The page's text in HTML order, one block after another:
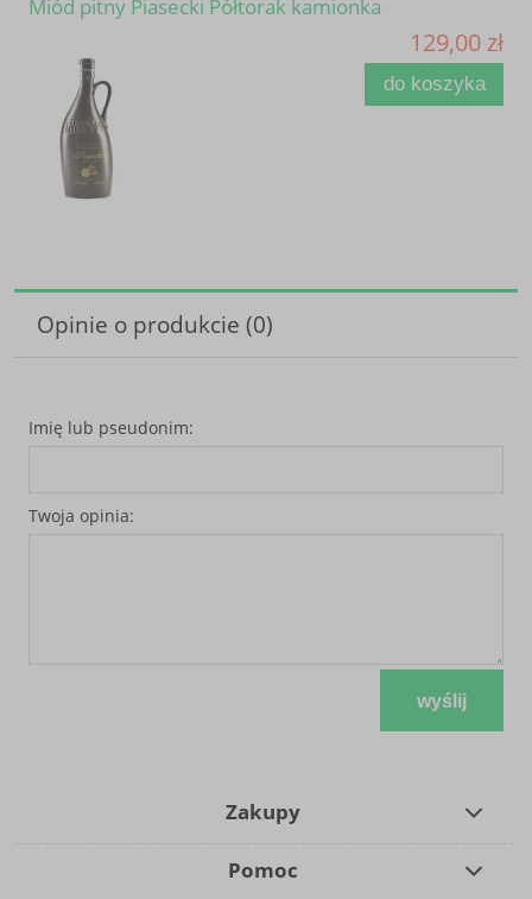
Miód pitny Piasecki Półtorak kamionka
129,00 zł
do koszyka
Opinie o produkcie (0)
Imię lub pseudonim:
Twoja opinia:
wyślij
Zakupy
Pomoc